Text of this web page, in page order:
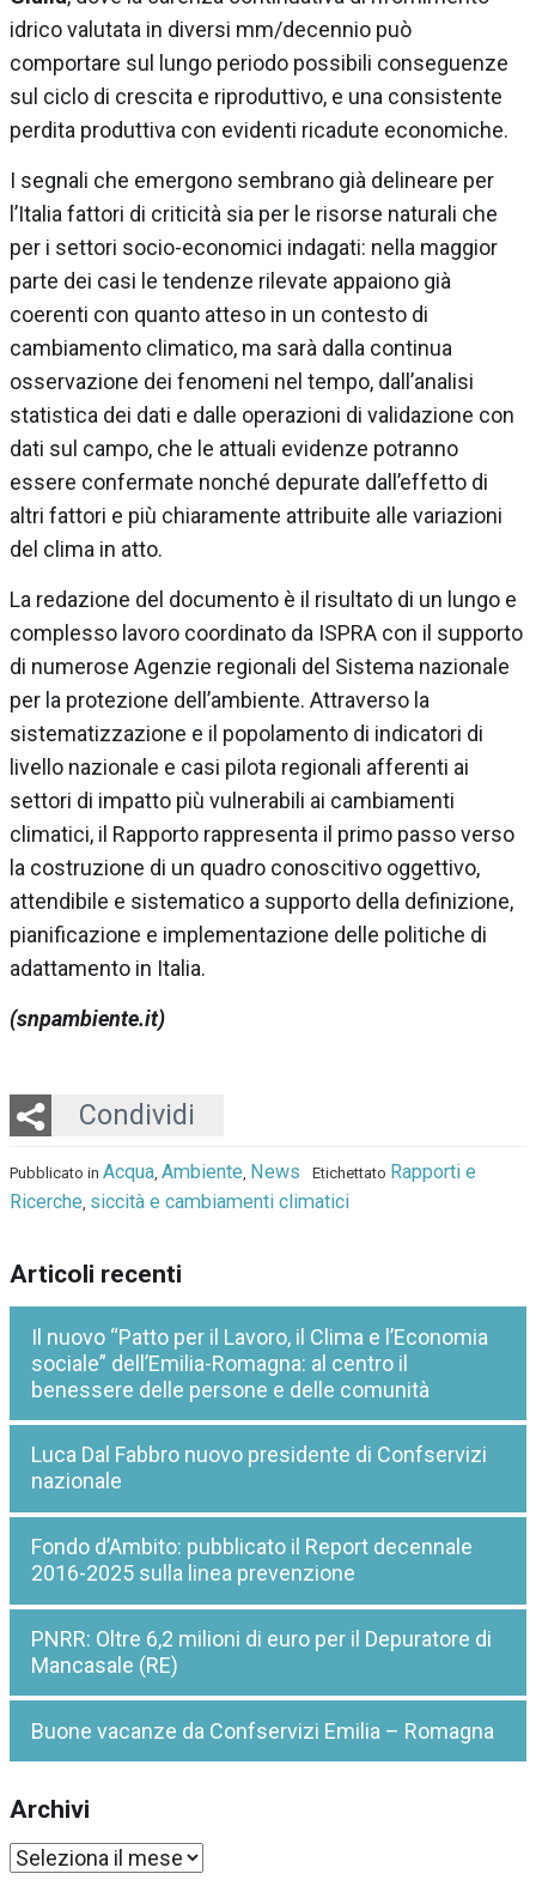
idrico valutata in diversi mm/decennio può
comportare sul lungo periodo possibili conseguenze
sul ciclo di crescita e riproduttivo, e una consistente
perdita produttiva con evidenti ricadute economiche.
I segnali che emergono sembrano già delineare per
l’Italia fattori di criticità sia per le risorse naturali che
per i settori socio-economici indagati: nella maggior
parte dei casi le tendenze rilevate appaiono già
coerenti con quanto atteso in un contesto di
cambiamento climatico, ma sarà dalla continua
osservazione dei fenomeni nel tempo, dall’analisi
statistica dei dati e dalle operazioni di validazione con
dati sul campo, che le attuali evidenze potranno
essere confermate nonché depurate dall’effetto di
altri fattori e più chiaramente attribuite alle variazioni
del clima in atto.
La redazione del documento è il risultato di un lungo e
complesso lavoro coordinato da ISPRA con il supporto
di numerose Agenzie regionali del Sistema nazionale
per la protezione dell’ambiente. Attraverso la
sistematizzazione e il popolamento di indicatori di
livello nazionale e casi pilota regionali afferenti ai
settori di impatto più vulnerabili ai cambiamenti
climatici, il Rapporto rappresenta il primo passo verso
la costruzione di un quadro conoscitivo oggettivo,
attendibile e sistematico a supporto della definizione,
pianificazione e implementazione delle politiche di
adattamento in Italia.
(snpambiente.it)
Condividi
Twitter
LinkedIn
Email
Whatsapp
Pubblicato in Acqua, Ambiente, News Etichettato Rapporti e
Ricerche, siccità e cambiamenti climatici
Articoli recenti
Il nuovo “Patto per il Lavoro, il Clima e l’Economia
sociale” dell’Emilia-Romagna: al centro il
benessere delle persone e delle comunità
Luca Dal Fabbro nuovo presidente di Confservizi
nazionale
Fondo d’Ambito: pubblicato il Report decennale
2016-2025 sulla linea prevenzione
PNRR: Oltre 6,2 milioni di euro per il Depuratore di
Mancasale (RE)
Buone vacanze da Confservizi Emilia – Romagna
Archivi
Archivi